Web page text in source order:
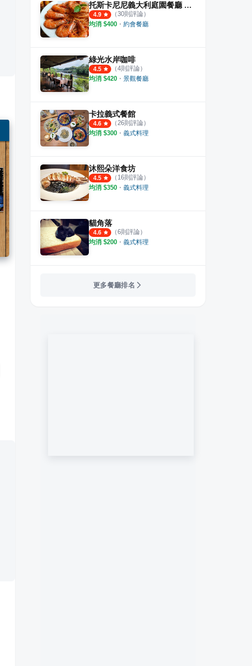
托斯卡尼尼義大利庭園餐廳 竹北店
4.9 （30則評論）
均消 $400 ・ 約會餐廳
綠光水岸咖啡
4.5 （4則評論）
均消 $420 ・ 景觀餐廳
卡拉義式餐館
4.6 （26則評論）
均消 $300 ・ 義式料理
沐熙朵洋食坊
4.5 （ 16則評論）
均消 $350 ・ 義式料理
貓角落
4.6 （6則評論）
均消 $200 ・ 義式料理
更多餐廳排名